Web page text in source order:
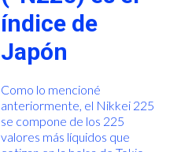
índice de
Japón
Como lo mencioné
anteriormente, el Nikkei 225
se compone de los 225
valores más líquidos que